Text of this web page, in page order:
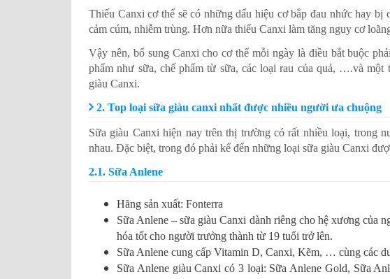
Thiếu Canxi cơ thể sẽ có những dấu hiệu cơ bắp đau nhức hay
cảm cúm, nhiễm trùng. Hơn nữa thiếu Canxi làm tăng nguy cơ
Vậy nên, bổ sung Canxi cho cơ thể mỗi ngày là điều bắt buộc
phẩm như sữa, chế phẩm từ sữa, các loại rau của quả, ….và một
giàu Canxi.
2. Top loại sữa giàu canxi nhất được nhiều người ưa chuộng
Sữa giàu Canxi hiện nay trên thị trường có rất nhiều loại, trong
nhau. Đặc biệt, trong đó phải kể đến những loại sữa giàu Canxi
2.1. Sữa Anlene
Hãng sản xuất: Fonterra
Sữa Anlene – sữa giàu Canxi dành riêng cho hệ xương của
hóa tốt cho người trưởng thành từ 19 tuổi trở lên.
Sữa Anlene cung cấp Vitamin D, Canxi, Kẽm, … cùng các
Sữa Anlene giàu Canxi có 3 loại: Sữa Anlene Gold, Sữa